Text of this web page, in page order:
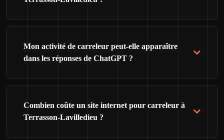
Mon activité de carreleur peut-elle apparaître
dans les réponses de ChatGPT ?
Combien coûte un site internet pour carreleur à
Terrasson-Lavilledieu ?